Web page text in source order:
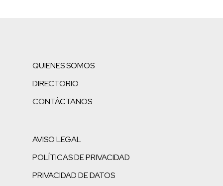
QUIENES SOMOS
DIRECTORIO
CONTÁCTANOS
AVISO LEGAL
POLÍTICAS DE PRIVACIDAD
PRIVACIDAD DE DATOS